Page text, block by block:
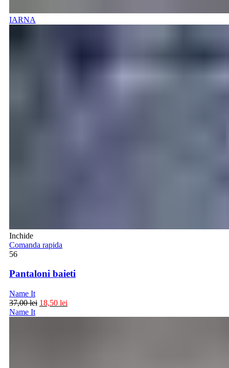
IARNA
Inchide
Comanda rapida
56
Pantaloni baieti
Name It
37,00lei 18,50 lei
Name It